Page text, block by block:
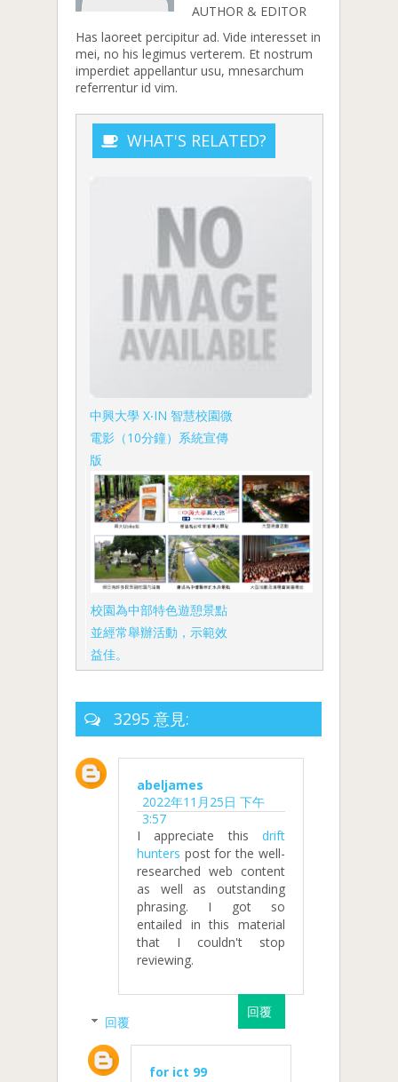
AUTHOR & EDITOR
Has laoreet percipitur ad. Vide interesset in
mei, no his legimus verterem. Et nostrum
imperdiet appellantur usu, mnesarchum
referrentur id vim.
WHAT'S RELATED?
中興大學 X‧IN 智慧校園微
電影（10分鐘）系統宣傳
版
校園為中部特色遊憩景點
並經常舉辦活動，示範效
益佳。
3295 意見:
abeljames
2022年11月25日 下午
3:57
I appreciate this drift
hunters post for the well-
researched web content
as well as outstanding
phrasing. I got so
entailed in this material
that I couldn't stop
reviewing.
回覆
回覆
for ict 99